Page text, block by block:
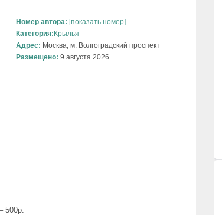
Номер автора: [показать номер]
Категория: Крылья
Адрес: Москва, м. Волгоградский проспект
Размещено: 9 августа 2026
500р.